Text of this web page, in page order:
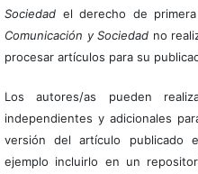
Sociedadel derecho de primera
Comunicación y Sociedad no
procesar artículos para su
Los autores/as pueden
independientes y adicionales
versión del artículo publicado
ejemplo incluirlo en un